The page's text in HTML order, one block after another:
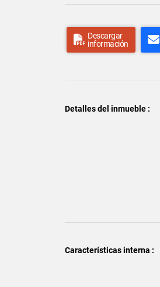
Descargar
información
Detalles del inmueble :
Características interna :